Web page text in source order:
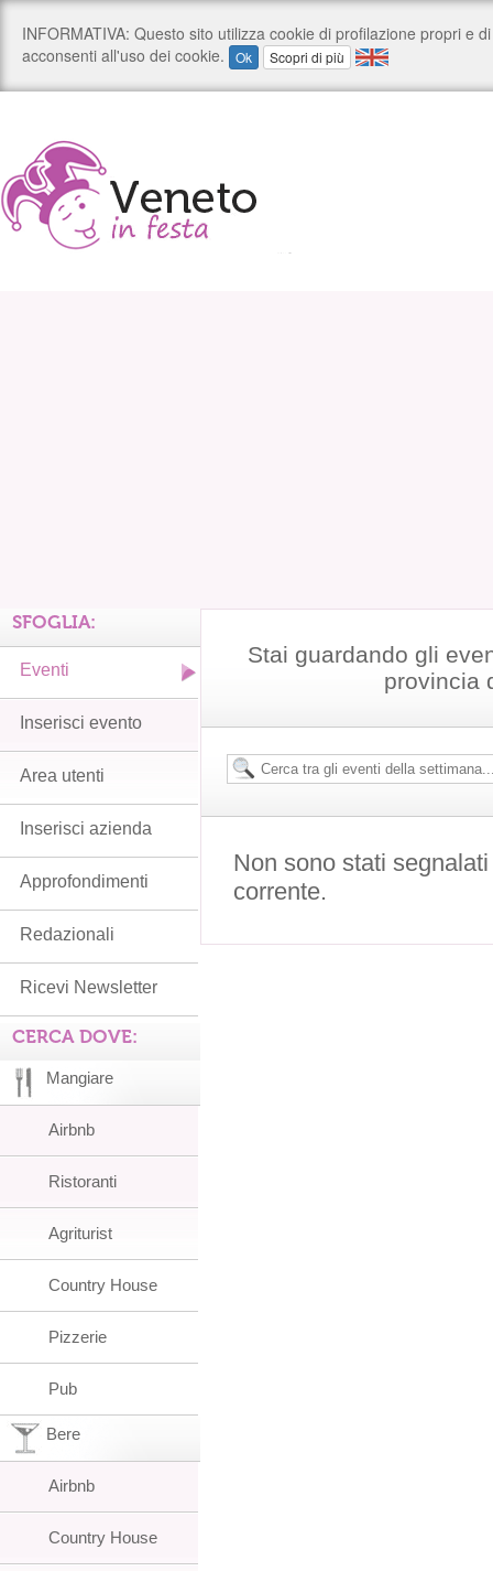
Stai guardando gli
provincia
Non sono stati
corrente.
SFOGLIA:
Eventi
Inserisci evento
Area utenti
Inserisci azienda
Approfondimenti
Redazionali
Ricevi Newsletter
CERCA DOVE:
Mangiare
Airbnb
Ristoranti
Agriturist
Country House
Pizzerie
Pub
Bere
Airbnb
Country House